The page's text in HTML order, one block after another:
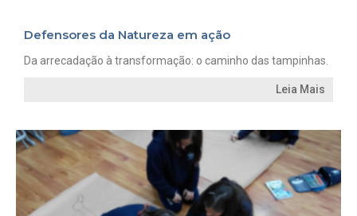
Defensores da Natureza em ação
Da arrecadação à transformação: o caminho das tampinhas.
Leia Mais